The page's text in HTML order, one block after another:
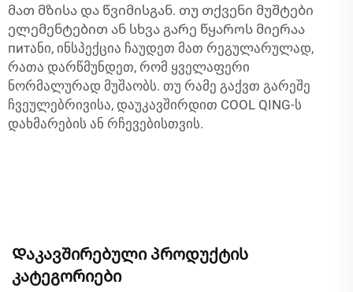
მათ მზისა და წვიმისგან. თუ თქვენი მუშტები
ელემენტებით ან სხვა გარე წყაროს მიერაა
питანი, ინსპექცია ჩაუდეთ მათ რეგულარულად,
რათა დარწმუნდეთ, რომ ყველაფერი
ნორმალურად მუშაობს. თუ რამე გაქვთ გარეშე
ჩვეულებრივისა, დაუკავშირდით COOL QING-ს
დახმარების ან რჩევებისთვის.
Დაკავშირებული პროდუქტის
კატეგორიები